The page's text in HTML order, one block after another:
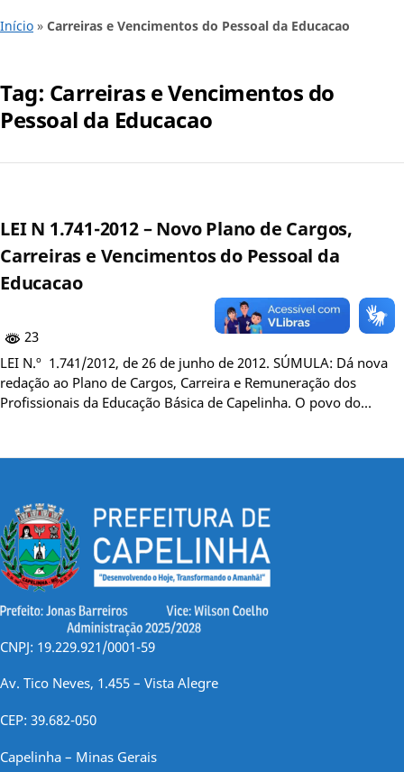
Início » Carreiras e Vencimentos do Pessoal da Educacao
Tag: Carreiras e Vencimentos do
Pessoal da Educacao
LEI N 1.741-2012 – Novo Plano de Cargos,
Carreiras e Vencimentos do Pessoal da
Educacao
23
LEI N.º 1.741/2012, de 26 de junho de 2012. SÚMULA: Dá nova
redação ao Plano de Cargos, Carreira e Remuneração dos
Profissionais da Educação Básica de Capelinha. O povo do…
CNPJ: 19.229.921/0001-59
Av. Tico Neves, 1.455 – Vista Alegre
CEP: 39.682-050
Capelinha – Minas Gerais